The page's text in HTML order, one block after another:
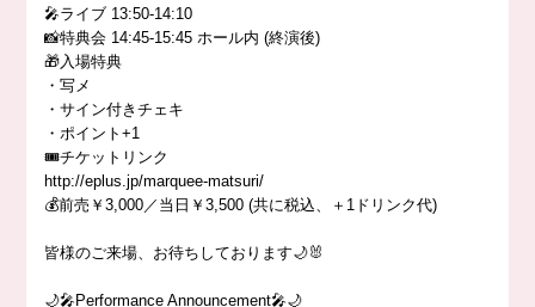
🎤ライブ 13:50-14:10
📸特典会 14:45-15:45 ホール内 (終演後)
🎁入場特典
・写メ
・サイン付きチェキ
・ポイント+1
🎟️チケットリンク
http://eplus.jp/marquee-matsuri/
💰前売￥3,000／当日￥3,500 (共に税込、＋1ドリンク代)
皆様のご来場、お待ちしております🌙🐰
🌙🎤Performance Announcement🎤🌙